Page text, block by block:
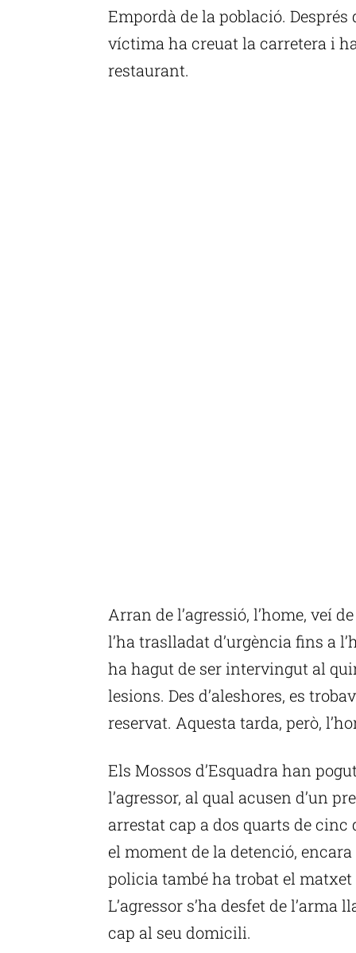
Empordà de la població.
víctima ha creuat la carretera i
restaurant.
Arran de l’agressió, l’home, veí
l’ha traslladat d’urgència fins a
ha hagut de ser intervingut al
lesions. Des d’aleshores, es
reservat. Aquesta tarda, però,
Els Mossos d’Esquadra han
l’agressor, al qual acusen d’un
arrestat cap a dos quarts de
el moment de la detenció,
policia també ha trobat el
L’agressor s’ha desfet de
cap al seu domicili.